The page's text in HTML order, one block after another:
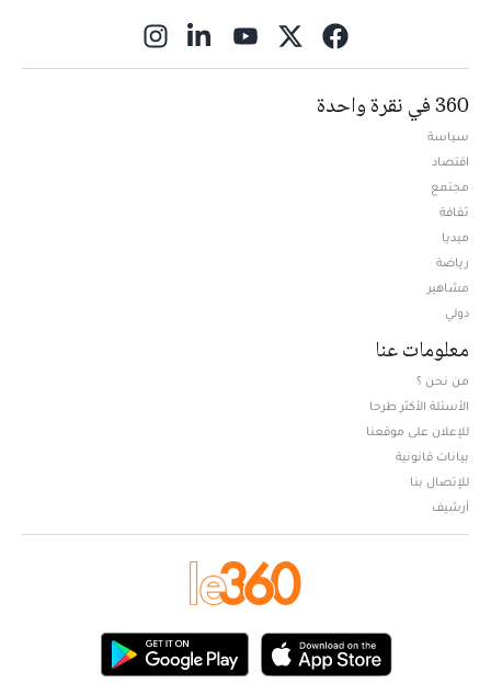
360 في نقرة واحدة
سياسة
اقتصاد
مجتمع
ثقافة
ميديا
رياضة
مشاهير
دولي
معلومات عنا
من نحن ؟
الأسئلة الأكثر طرحا
للإعلان على موقعنا
بيانات قانونية
للإتصال بنا
أرشيف